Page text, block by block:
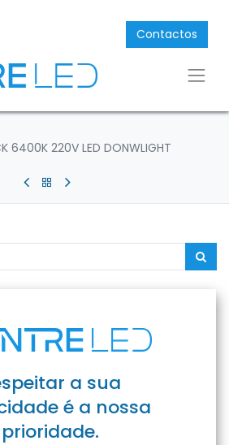
Contactos
6400K 220V LED DONWLIGHT
a sua
é a nossa
prioridade.